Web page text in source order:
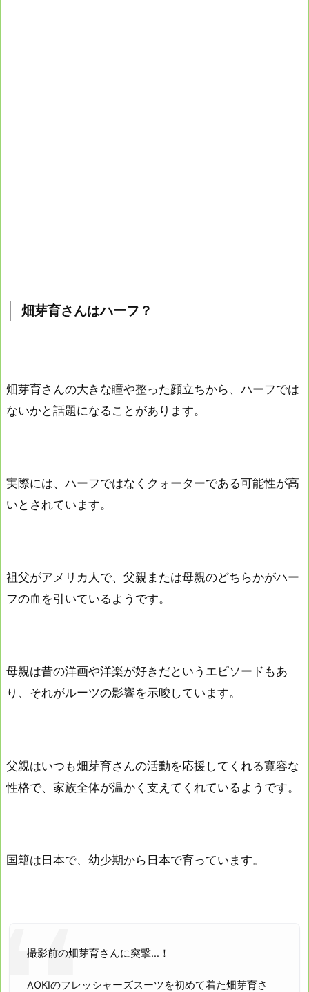
畑芽育さんはハーフ？
畑芽育さんの大きな瞳や整った顔立ちから、ハーフでは
ないかと話題になることがあります。
実際には、ハーフではなくクォーターである可能性が高
いとされています。
祖父がアメリカ人で、父親または母親のどちらかがハー
フの血を引いているようです。
母親は昔の洋画や洋楽が好きだというエピソードもあ
り、それがルーツの影響を示唆しています。
父親はいつも畑芽育さんの活動を応援してくれる寛容な
性格で、家族全体が温かく支えてくれているようです。
国籍は日本で、幼少期から日本で育っています。
撮影前の畑芽育さんに突撃…！
AOKIのフレッシャーズスーツを初めて着た畑芽育さ